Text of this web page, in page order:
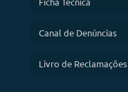
Canal de Denúncias
Livro de Reclamações